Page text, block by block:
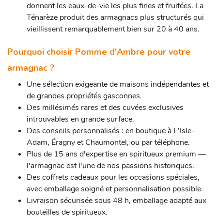
donnent les eaux-de-vie les plus fines et fruitées. La
Ténarèze produit des armagnacs plus structurés qui
vieillissent remarquablement bien sur 20 à 40 ans.
Pourquoi choisir Pomme d'Ambre pour votre
armagnac ?
Une sélection exigeante de maisons indépendantes et
de grandes propriétés gasconnes.
Des millésimés rares et des cuvées exclusives
introuvables en grande surface.
Des conseils personnalisés : en boutique à L'Isle-
Adam, Éragny et Chaumontel, ou par téléphone.
Plus de 15 ans d'expertise en spiritueux premium —
l'armagnac est l'une de nos passions historiques.
Des coffrets cadeaux pour les occasions spéciales,
avec emballage soigné et personnalisation possible.
Livraison sécurisée sous 48 h, emballage adapté aux
bouteilles de spiritueux.